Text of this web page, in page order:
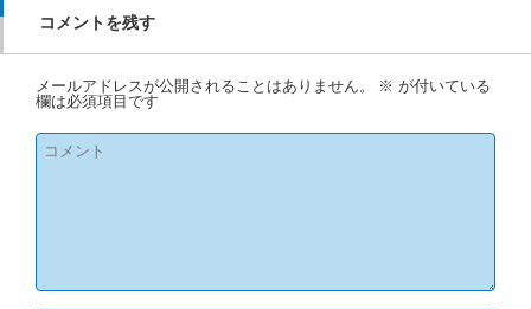
コメントを残す
メールアドレスが公開されることはありません。 ※ が付いている
欄は必須項目です